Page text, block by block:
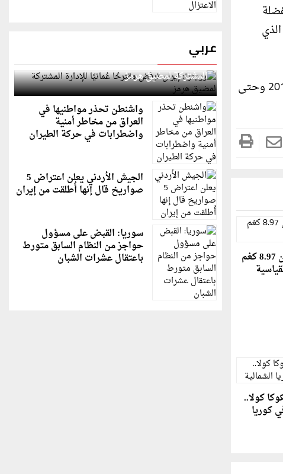
أما عن الانتقادات التي كانت لاذعة وقوية مع ظهور هذا الأمر، يقول بعض الرجال أن الأمر اختلف بشكل كبير منذ 2010 وحتى
شاهد: حبة بصل بوزن 8.97 كغم
كولا..
كوريا
عربي
رويترز: إيران ترفض مقترحًا عُمانيًا للإدارة
المشتركة لمضيق هرمز
واشنطن تحذر مواطنيها في
العراق من مخاطر أمنية
واضطرابات في حركة الطيران
الجيش الأردني يعلن اعتراض 5
صواريخ قال إنها أُطلقت من إيران
سوريا: القبض على مسؤول
حواجز من النظام السابق متورط
باعتقال عشرات الشبان